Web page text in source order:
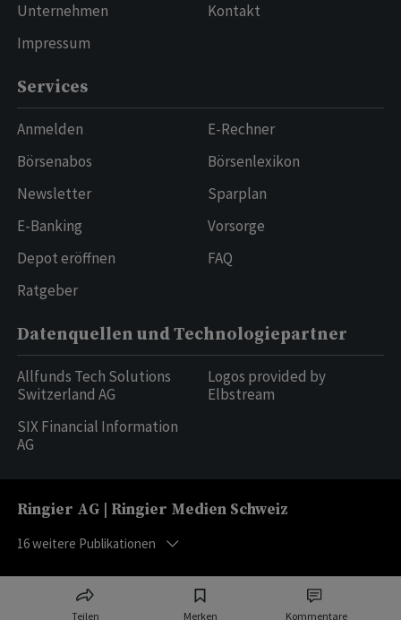
Teilen Merken Kommentare
Unternehmen
Impressum
Kontakt
Services
Anmelden
Börsenabos
Newsletter
E-Banking
Depot eröffnen
Ratgeber
E-Rechner
Börsenlexikon
Sparplan
Vorsorge
FAQ
Datenquellen und Technologiepartner
Allfunds Tech Solutions
Switzerland AG
SIX Financial Information
AG
Logos provided by
Elbstream
Ringier AG | Ringier Medien Schweiz
16weitere Publikationen